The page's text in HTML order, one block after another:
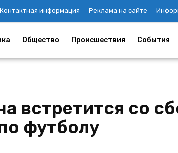
Контактная информация Реклама на сайте
Общество Происшествия События
встретится со
футболу